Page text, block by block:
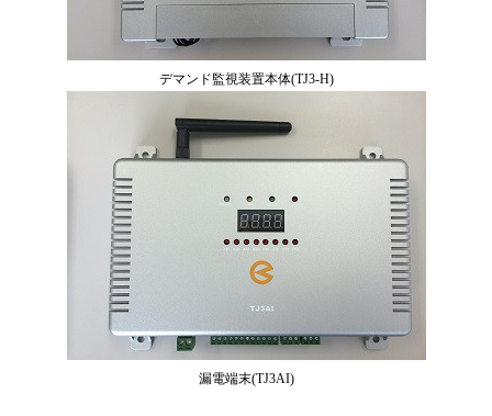
デマンド監視装置本体(TJ3-H)
漏電端末(TJ3AI)